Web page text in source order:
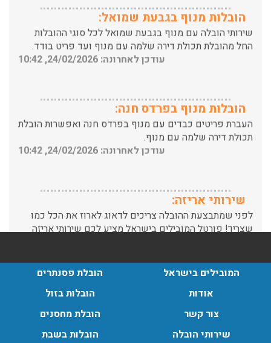
החל מהובלת תכולת דירה שלמה עם מנוף ועד פריט בודד.
עודכן לאחרונה: 24/02/2026, 10:42
תכולת דירה שלמה עם מנוף.
עודכן לאחרונה: 24/02/2026, 10:42
שצריך! פורטל המובילים בישראל מציע לכם שירותי אריזה
ברמה הגבוהה ביותר, לקבלת הצעת מחיר כנסו עכשיו
עודכן לאחרונה: 31/05/2026, 15:42
הובלות בתל אביב:
המובילים בישראל
אודות
צור קשר
שירותי הובלה
הובלת פסנתרים
הובלות בזול
הובלת מחסנים
הובלות בשבת